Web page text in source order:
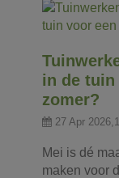
in de tuin
zomer?
27 Apr
Mei is dé
maken voor